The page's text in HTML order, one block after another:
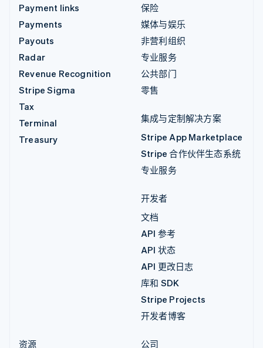
Payment links
Payments
Payouts
Radar
Revenue Recognition
Stripe Sigma
Tax
Terminal
Treasury
保险
媒体与娱乐
非营利组织
专业服务
公共部门
零售
集成与定制解决方案
Stripe App Marketplace
Stripe 合作伙伴生态系统
专业服务
开发者
文档
API 参考
API 状态
API 更改日志
库和 SDK
Stripe Projects
开发者博客
资源
公司